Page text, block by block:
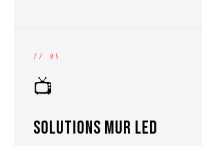
// 05
📺
Solutions Mur LED